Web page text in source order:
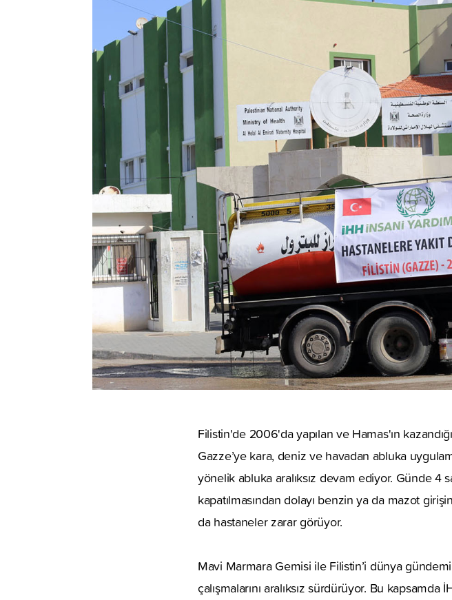
Filistin'de 2006'da yapılan ve Hamas'ın
Gazze’ye kara, deniz ve havadan abluka
yönelik abluka aralıksız devam ediyor. Günde 4
kapatılmasından dolayı benzin ya da mazot
da hastaneler zarar görüyor.
Mavi Marmara Gemisi ile Filistin’i dünya
çalışmalarını aralıksız sürdürüyor. Bu kapsamda